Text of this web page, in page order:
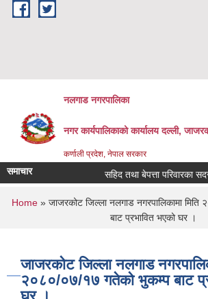
Skip to main content
नलगाड नगरपालिका
नगर कार्यपालिकाको कार्यालय दल्ली,
कर्णाली प्रदेश, नेपाल सरकार
समाचार सहिद तथा बेपत्ता परिवारका
You are here
Home» जाजरकोट जिल्ला नलगाड नगरपालिकामा
बाट प्रभावित भएको घर ।
जाजरकोट जिल्ला नलगाड
२०८०/०७/१७ गतेको भुकम्प बाट